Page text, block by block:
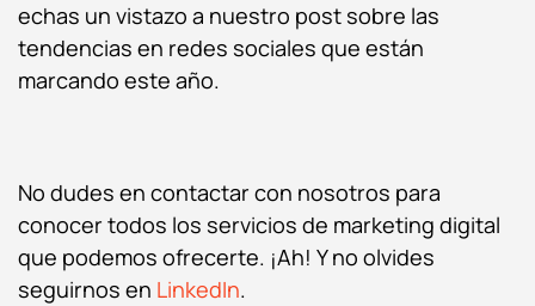
echas un vistazo a nuestro post sobre las
tendencias en redes sociales que están
marcando este año.
No dudes en contactar con nosotros para
conocer todos los servicios de marketing digital
que podemos ofrecerte. ¡Ah! Y no olvides
seguirnos en LinkedIn.